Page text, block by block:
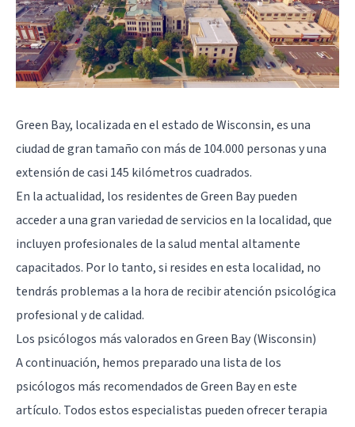
Green Bay, localizada en el estado de Wisconsin, es una
ciudad de gran tamaño con más de 104.000 personas y una
extensión de casi 145 kilómetros cuadrados.
En la actualidad, los residentes de Green Bay pueden
acceder a una gran variedad de servicios en la localidad, que
incluyen profesionales de la salud mental altamente
capacitados. Por lo tanto, si resides en esta localidad, no
tendrás problemas a la hora de recibir atención psicológica
profesional y de calidad.
Los psicólogos más valorados en Green Bay (Wisconsin)
A continuación, hemos preparado una lista de los
psicólogos más recomendados de Green Bay en este
artículo. Todos estos especialistas pueden ofrecer terapia